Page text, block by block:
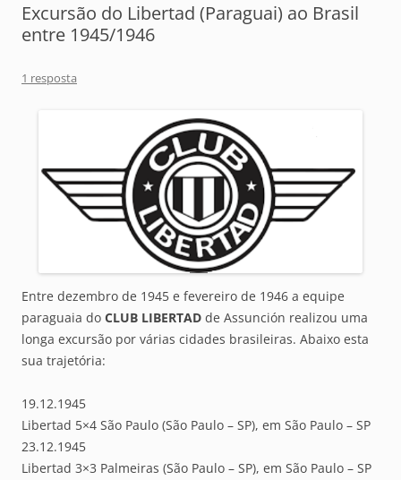
Excursão do Libertad (Paraguai) ao Brasil
entre 1945/1946
1 resposta
Entre dezembro de 1945 e fevereiro de 1946 a equipe
paraguaia do CLUB LIBERTAD de Assunción realizou uma
longa excursão por várias cidades brasileiras. Abaixo esta
sua trajetória:
19.12.1945
Libertad 5×4 São Paulo (São Paulo – SP), em São Paulo – SP
23.12.1945
Libertad 3×3 Palmeiras (São Paulo – SP), em São Paulo – SP